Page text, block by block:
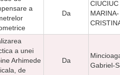
a
Da
MARINA-
a unei
Arhimede
de
Da
Gabriel-